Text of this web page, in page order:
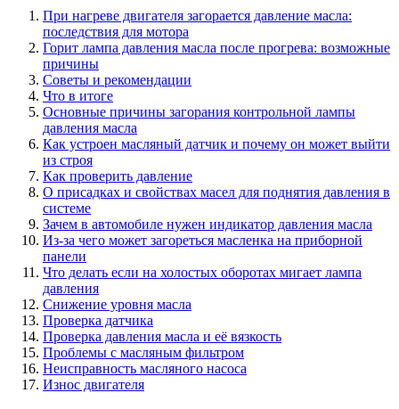
При нагреве двигателя загорается давление масла:
последствия для мотора
Горит лампа давления масла после прогрева: возможные
причины
Советы и рекомендации
Что в итоге
Основные причины загорания контрольной лампы
давления масла
Как устроен масляный датчик и почему он может выйти
из строя
Как проверить давление
О присадках и свойствах масел для поднятия давления в
системе
Зачем в автомобиле нужен индикатор давления масла
Из-за чего может загореться масленка на приборной
панели
Что делать если на холостых оборотах мигает лампа
давления
Снижение уровня масла
Проверка датчика
Проверка давления масла и её вязкость
Проблемы с масляным фильтром
Неисправность масляного насоса
Износ двигателя